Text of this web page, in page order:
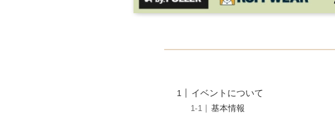
イベントについて
基本情報